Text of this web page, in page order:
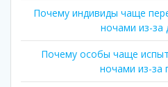
Почему индивиды чаще
ночами из-за
Почему особы чаще
ночами из-за